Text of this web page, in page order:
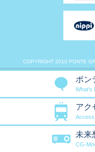
ポン
What's
アク
未来
CG-
COPYRIGHT 2010 PONTE